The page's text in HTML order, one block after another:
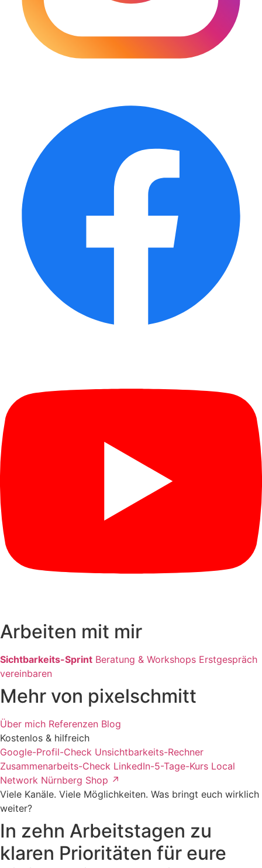
Arbeiten mit mir
Sichtbarkeits-Sprint Beratung & Workshops Erstgespräch
vereinbaren
Mehr von pixelschmitt
Über mich Referenzen Blog
Kostenlos & hilfreich
Google-Profil-Check Unsichtbarkeits-Rechner
Zusammenarbeits-Check LinkedIn-5-Tage-Kurs Local
Network Nürnberg Shop ↗
Viele Kanäle. Viele Möglichkeiten. Was bringt euch wirklich
weiter?
In zehn Arbeitstagen zu
klaren Prioritäten für eure